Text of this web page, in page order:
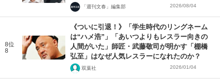
「週刊文春」編集部 2026/08/04
8位
8
《ついに引退！》「学生時代のリングネーム
は“ハメ浩”」「あいつよりもレスラー向きの
人間がいた」師匠・武藤敬司が明かす「棚橋
弘至」はなぜ人気レスラーになれたのか？
双葉社 2026/01/04